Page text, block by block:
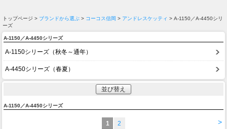
トップページ > ブランドから選ぶ > コーコス信岡 > アンドレスケッティ > A-1150／A-4450シリ
ーズ
A-1150／A-4450シリーズ
A-1150シリーズ（秋冬～通年）
A-4450シリーズ（春夏）
並び替え
A-1150／A-4450シリーズ
>
1 2